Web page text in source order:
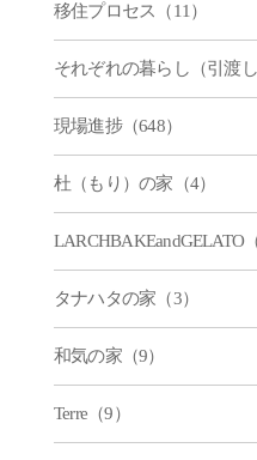
移住プロセス（11）
それぞれの暮らし（引渡し
現場進捗（648）
杜（もり）の家（4）
LARCHBAKEandGELATO（
タナハタの家（3）
和気の家（9）
Terre（9）